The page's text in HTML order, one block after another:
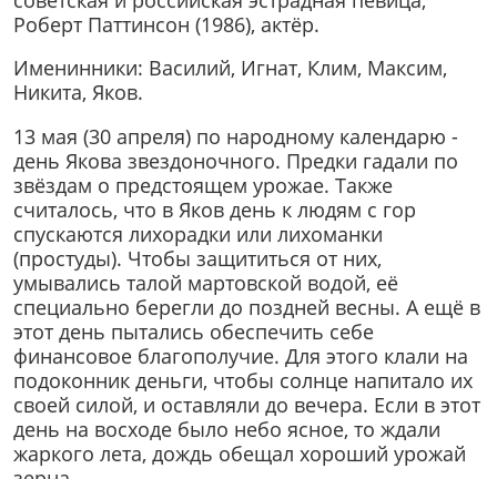
Роберт Паттинсон (1986), актёр.
Именинники: Василий, Игнат, Клим, Максим,
Никита, Яков.
13 мая (30 апреля) по народному календарю -
день Якова звездоночного. Предки гадали по
звёздам о предстоящем урожае. Также
считалось, что в Яков день к людям с гор
спускаются лихорадки или лихоманки
(простуды). Чтобы защититься от них,
умывались талой мартовской водой, её
специально берегли до поздней весны. А ещё в
этот день пытались обеспечить себе
финансовое благополучие. Для этого клали на
подоконник деньги, чтобы солнце напитало их
своей силой, и оставляли до вечера. Если в этот
день на восходе было небо ясное, то ждали
жаркого лета, дождь обещал хороший урожай